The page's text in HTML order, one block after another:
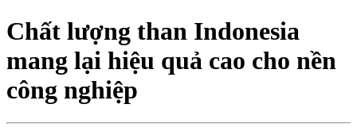
Chất lượng than Indonesia
mang lại hiệu quả cao cho nền
công nghiệp